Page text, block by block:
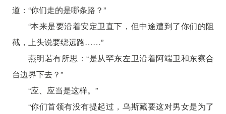
道：“你们走的是哪条路？”
“本来是要沿着安定卫直下，但中途遭到了你们的阻
截，上头说要绕远路……”
燕明若有所思：“是从罕东左卫沿着阿端卫和东察合
台边界下去？”
“应、应当是这样。”
“你们首领有没有提起过，乌斯藏要这对男女是为了